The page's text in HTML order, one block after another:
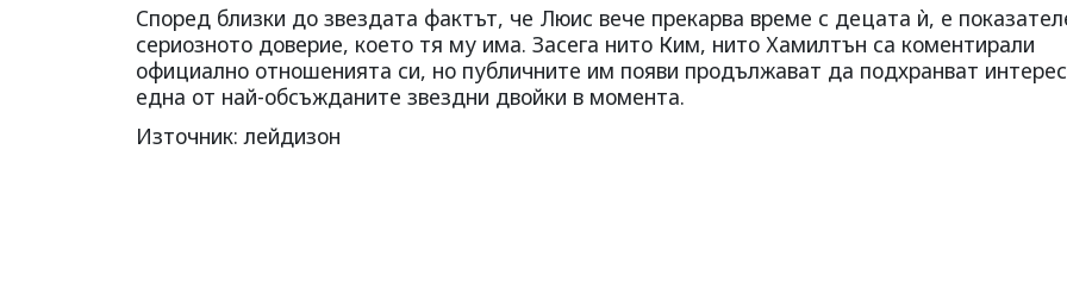
Според близки до звездата фактът, че Люис вече прекарва време с децата ѝ, е
сериозното доверие, което тя му има. Засега нито Ким, нито Хамилтън са коментирали
официално отношенията си, но публичните им появи продължават да подхранват
една от най-обсъжданите звездни двойки в момента.
Източник: лейдизон